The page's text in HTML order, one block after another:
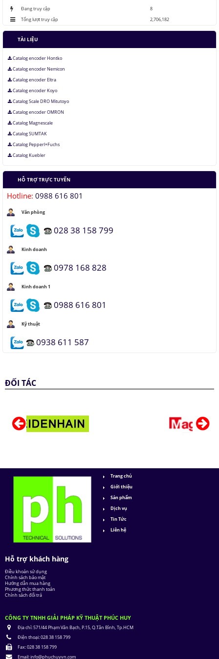
Đang truy cập
8
Tổng lượt truy cập
2,706,182
TÀI LIỆU
Catalog encoder Hontko
Catalog encoder Nemicon
Catalog encoder Eltra
Catalog encoder Koyo
Catalog Scale DRO Mitutoyo
Catalog encoder OMRON
Catalog Magnescale
Catalog SUMTAK
Catalog Pepperl+Fuchs
Catalog Kuebler
HỖ TRỢ TRỰC TUYẾN
Hotline: 0988 616 801
Văn phòng
028 38 158 799
Kinh doanh
0978 168 828
Kinh doanh 1
0988 616 801
Kỹ thuật
0938 611 587
ĐỐI TÁC
Trang chủ
Giới thiệu
Sản phẩm
Dịch vụ
Tin Tức
Liên hệ
Hỗ trợ khách hàng
Điều khoản sử dụng
Chính sách bảo mật
Hướng dẫn mua hàng
Phương thức thanh toán
Chính sách đổi trả
CÔNG TY TNHH GIẢI PHÁP KỸ THUẬT PHÚC HUY
Địa chỉ:571/44 Phạm Văn Bạch, P.15, Q.Tân Bình, Tp.HCM
Điện thoại:028 38 158 799
Fax:028 38 158 799
Email:info@phuchuyvn.com